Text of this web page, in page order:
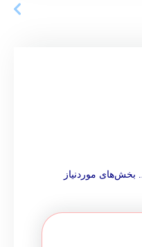
بخش‌های موردنیاز